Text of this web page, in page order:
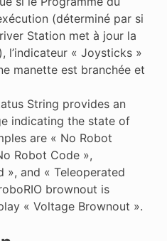
(déterminé par si
Station met à jour la
l’indicateur « Joysticks »
manette est branchée et
String provides an
indicating the state of
are « No Robot
Robot Code »,
», and « Teleoperated
brownout is
« Voltage Brownout ».